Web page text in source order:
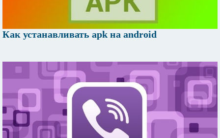
Как устанавливать apk на android